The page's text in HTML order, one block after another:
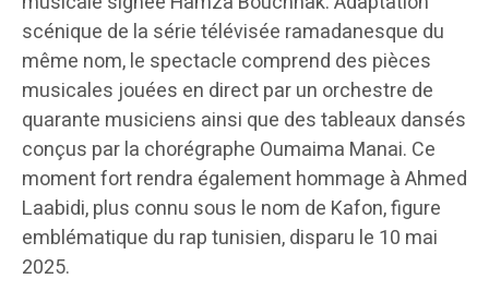
scénique de la série télévisée ramadanesque du
même nom, le spectacle comprend des pièces
musicales jouées en direct par un orchestre de
quarante musiciens ainsi que des tableaux dansés
conçus par la chorégraphe Oumaima Manai. Ce
moment fort rendra également hommage à Ahmed
Laabidi, plus connu sous le nom de Kafon, figure
emblématique du rap tunisien, disparu le 10 mai
2025.